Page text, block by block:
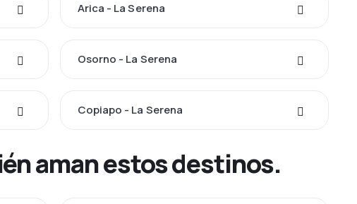
Arica - La Serena
Osorno - La Serena
Copiapo - La Serena
aman estos destinos.